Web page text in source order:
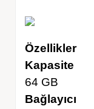
Özellikler
Kapasite
64 GB
Bağlayıcı